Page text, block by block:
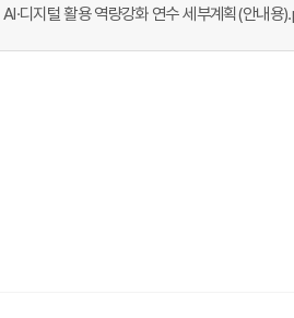
디지털 활용 역량강화 연수 세부계획(안내용